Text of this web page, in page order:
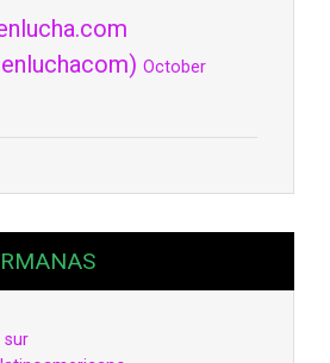
October